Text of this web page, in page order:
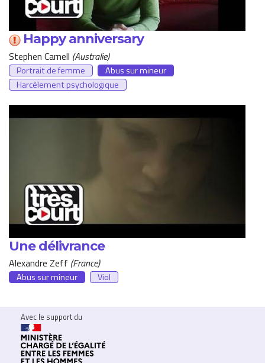
Happy anniversary
Stephen Carnell Australie
Portrait de femme
Abus sur mineur
Harcèlement psychologique
Une délivrance
Alexandre Zeff France
Abus sur mineur Viol
Avec le support du